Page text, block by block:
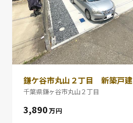
鎌ケ谷市丸山２丁目 新築戸建
千葉県鎌ヶ谷市丸山２丁目
3,890 万円